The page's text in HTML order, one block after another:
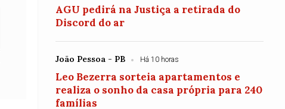
AGU pedirá na Justiça a retirada do
Discord do ar
João Pessoa - PB Há 10 horas
Leo Bezerra sorteia apartamentos e
realiza o sonho da casa própria para 240
famílias